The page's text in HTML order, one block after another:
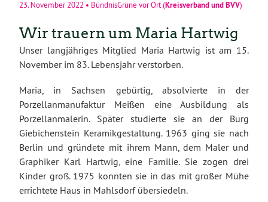
23. November 2022 • BündnisGrüne vor Ort(KreisverbandundBVV)
Wir trauern um Maria Hartwig
Unser langjähriges Mitglied Maria Hartwig ist am 15.
November im 83. Lebensjahr verstorben.
Maria, in Sachsen gebürtig, absolvierte in der
Porzellanmanufaktur Meißen eine Ausbildung als
Porzellanmalerin. Später studierte sie an der Burg
Giebichenstein Keramikgestaltung. 1963 ging sie nach
Berlin und gründete mit ihrem Mann, dem Maler und
Graphiker Karl Hartwig, eine Familie. Sie zogen drei
Kinder groß. 1975 konnten sie in das mit großer Mühe
errichtete Haus in Mahlsdorf übersiedeln.